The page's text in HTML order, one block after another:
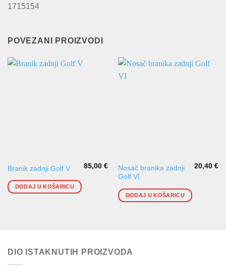
1715154
POVEZANI PROIZVODI
Branik zadnji Golf V 85,00€
DODAJ U KOŠARICU
Nosač branika zadnji
Golf VI
20,40€
DODAJ U KOŠARICU
DIO ISTAKNUTIH PROIZVODA